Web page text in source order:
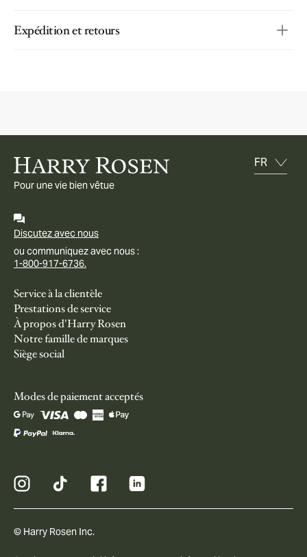
Expédition et retours
Pour une vie bien vêtue
Discutez avec nous
ou communiquez avec nous :
1-800-917-6736.
Service à la clientèle
Prestations de service
À propos d'Harry Rosen
Notre famille de marques
Siège social
Modes de paiement acceptés
© Harry Rosen Inc.